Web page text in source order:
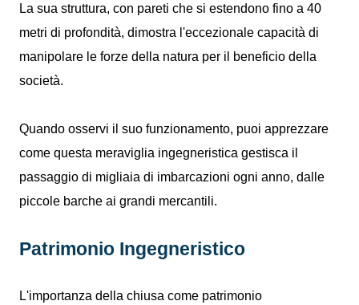
La sua struttura, con pareti che si estendono fino a 40
metri di profondità, dimostra l'eccezionale capacità di
manipolare le forze della natura per il beneficio della
società.
Quando osservi il suo funzionamento, puoi apprezzare
come questa meraviglia ingegneristica gestisca il
passaggio di migliaia di imbarcazioni ogni anno, dalle
piccole barche ai grandi mercantili.
Patrimonio Ingegneristico
L'importanza della chiusa come patrimonio